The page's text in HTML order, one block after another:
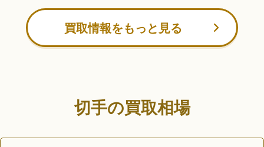
買取情報をもっと見る
切手の買取相場